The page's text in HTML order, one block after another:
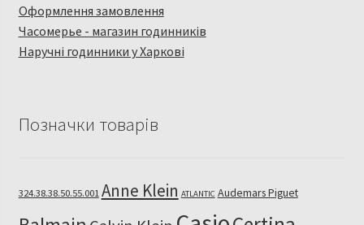
Оформлення замовлення
Часомерье - магазин годинників
Наручні годинники у Харкові
Позначки товарів
324.38.38.50.55.001 Anne Klein ATLANTIC Audemars Piguet